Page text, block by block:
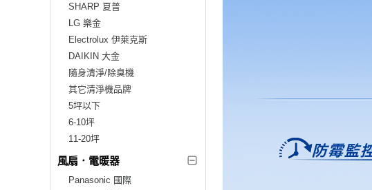
SHARP 夏普
LG 樂金
Electrolux 伊萊克斯
DAIKIN 大金
隨身清淨/除臭機
其它清淨機品牌
5坪以下
6-10坪
11-20坪
風扇．電暖器
Panasonic 國際